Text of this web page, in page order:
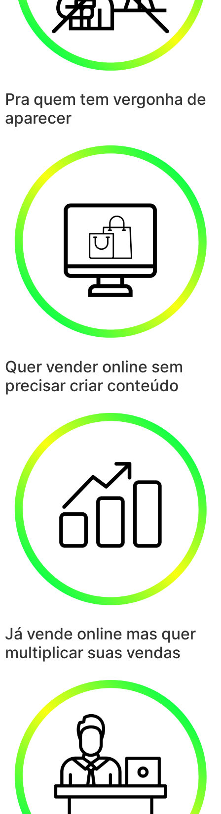
Pra quem tem vergonha de
aparecer
Quer vender online sem
precisar criar conteúdo
Já vende online mas quer
multiplicar suas vendas